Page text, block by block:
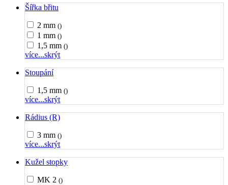
Šířka břitu
2 mm ()
1 mm ()
1,5 mm ()
více...skrýt
Stoupání
1,5 mm ()
více...skrýt
Rádius (R)
3 mm ()
více...skrýt
Kužel stopky
MK 2 ()